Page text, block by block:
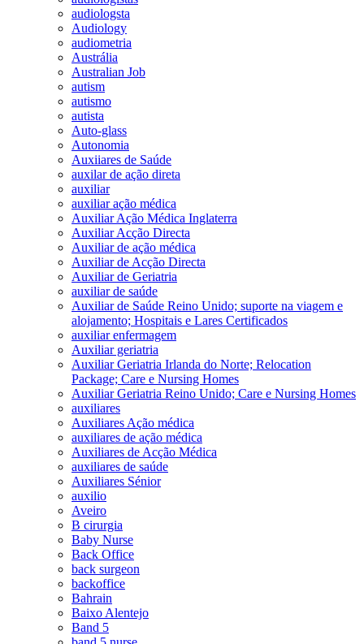
audiologsta
Audiology
audiometria
Austrália
Australian Job
autism
autismo
autista
Auto-glass
Autonomia
Auxiiares de Saúde
auxilar de ação direta
auxiliar
auxiliar ação médica
Auxiliar Ação Médica Inglaterra
Auxiliar Acção Directa
Auxiliar de ação médica
Auxiliar de Acção Directa
Auxiliar de Geriatria
auxiliar de saúde
Auxiliar de Saúde Reino Unido; suporte na viagem e
alojamento; Hospitais e Lares Certificados
auxiliar enfermagem
Auxiliar geriatria
Auxiliar Geriatria Irlanda do Norte; Relocation
Package; Care e Nursing Homes
Auxiliar Geriatria Reino Unido; Care e Nursing Homes
auxiliares
Auxiliares Ação médica
auxiliares de ação médica
Auxiliares de Acção Médica
auxiliares de saúde
Auxiliares Sénior
auxilio
Aveiro
B cirurgia
Baby Nurse
Back Office
back surgeon
backoffice
Bahrain
Baixo Alentejo
Band 5